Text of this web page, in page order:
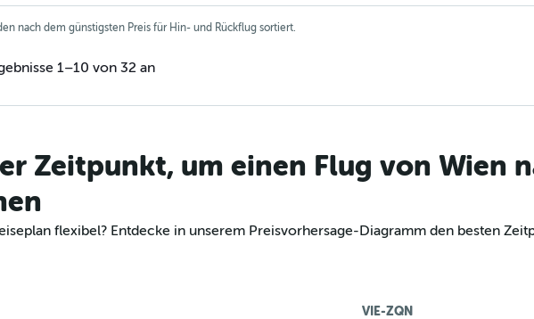
nach dem günstigsten Preis für Hin- und Rückflug sortiert.
1–10 von 32 an
Zeitpunkt, um einen Flug von Wien
flexibel? Entdecke in unserem Preisvorhersage-Diagramm den besten
VIE-ZQN